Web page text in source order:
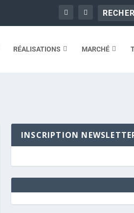
RÉALISATIONS MARCHÉ
INSCRIPTION